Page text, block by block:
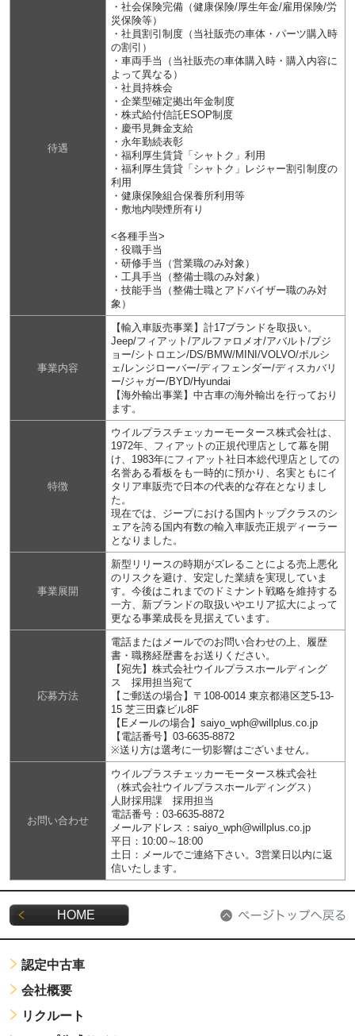
待遇
・社会保険完備（健康保険/厚生年金/雇用保険/労
災保険等）
・社員割引制度（当社販売の車体・パーツ購入時
の割引）
・車両手当（当社販売の車体購入時・購入内容に
よって異なる）
・社員持株会
・企業型確定拠出年金制度
・株式給付信託ESOP制度
・慶弔見舞金支給
・永年勤続表彰
・福利厚生賃貸「シャトク」利用
・福利厚生賃貸「シャトク」レジャー割引制度の
利用
・健康保険組合保養所利用等
・敷地内喫煙所有り
<各種手当>
・役職手当
・研修手当（営業職のみ対象）
・工具手当（整備士職のみ対象）
・技能手当（整備士職とアドバイザー職のみ対
象）
事業内容
【輸入車販売事業】計17ブランドを取扱い。
Jeep/フィアット/アルファロメオ/アバルト/プジ
ョー/シトロエン/DS/BMW/MINI/VOLVO/ポルシ
ェ/レンジローバー/ディフェンダー/ディスカバリ
ー/ジャガー/BYD/Hyundai
【海外輸出事業】中古車の海外輸出を行っており
ます。
特徴
ウイルプラスチェッカーモータース株式会社は、
1972年、フィアットの正規代理店として幕を開
け、1983年にフィアット社日本総代理店としての
名誉ある看板をも一時的に預かり、名実ともにイ
タリア車販売で日本の代表的な存在となりまし
た。
現在では、ジープにおける国内トップクラスのシ
ェアを誇る国内有数の輸入車販売正規ディーラー
となりました。
事業展開
新型リリースの時期がズレることによる売上悪化
のリスクを避け、安定した業績を実現していま
す。今後はこれまでのドミナント戦略を維持する
一方、新ブランドの取扱いやエリア拡大によって
更なる事業成長を見据えています。
応募方法
電話またはメールでのお問い合わせの上、履歴
書・職務経歴書をお送りください。
【宛先】株式会社ウイルプラスホールディング
ス 採用担当宛て
【ご郵送の場合】〒108-0014 東京都港区芝5-13-
15 芝三田森ビル8F
【Eメールの場合】saiyo_wph@willplus.co.jp
【電話番号】03-6635-8872
※送り方は選考に一切影響はございません。
お問い合わせ
ウイルプラスチェッカーモータース株式会社
（株式会社ウイルプラスホールディングス）
人財採用課 採用担当
電話番号：03-6635-8872
メールアドレス：saiyo_wph@willplus.co.jp
平日：10:00～18:00
土日：メールでご連絡下さい。3営業日以内に返
信いたします。
HOME
認定中古車
会社概要
リクルート